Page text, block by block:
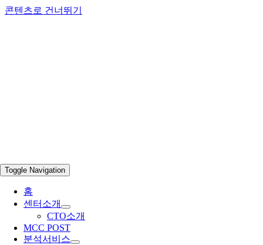
콘텐츠로 건너뛰기
Toggle Navigation
홈
센터소개
CTO소개
MCC POST
분석서비스